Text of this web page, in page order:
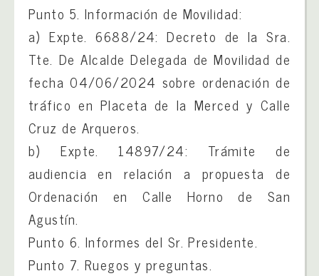
Punto 5. Información de Movilidad:
a) Expte. 6688/24: Decreto de la Sra.
Tte. De Alcalde Delegada de Movilidad de
fecha 04/06/2024 sobre ordenación de
tráfico en Placeta de la Merced y Calle
Cruz de Arqueros.
b) Expte. 14897/24: Trámite de
audiencia en relación a propuesta de
Ordenación en Calle Horno de San
Agustín.
Punto 6. Informes del Sr. Presidente.
Punto 7. Ruegos y preguntas.